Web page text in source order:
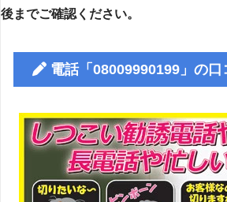
後までご確認ください。
電話「08009990199」の口